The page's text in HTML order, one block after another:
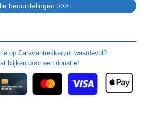
op Caravantrekker🙂nl waardevol?
blijken door een donatie!